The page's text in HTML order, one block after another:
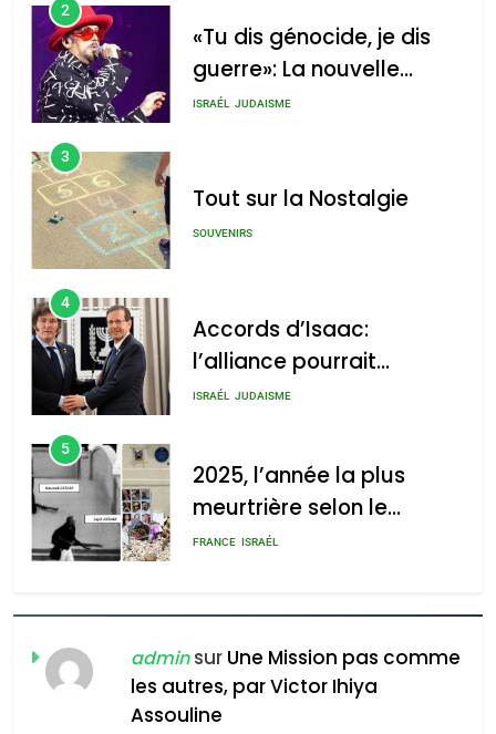
2
«Tu dis génocide, je dis
guerre»: La nouvelle
chanson de Boy George
ISRAÉL JUDAISME
3
Tout sur la Nostalgie
SOUVENIRS
4
Accords d’Isaac:
l’alliance pourrait
s’étendre à 13 pays
ISRAÉL JUDAISME
5
2025, l’année la plus
meurtrière selon le
rapport d’ADL contre
FRANCE ISRAÉL
FIÈRE, DIGNE ET RÉSILIENTE :
POURQUOI JE REVENDIQUE
MA JUDAÏTE par Thérèse
Zrihen-Dvir
ISRAÉL JUDAISME
adminsur Une Mission pas comme
les autres, par Victor Ihiya
Assouline